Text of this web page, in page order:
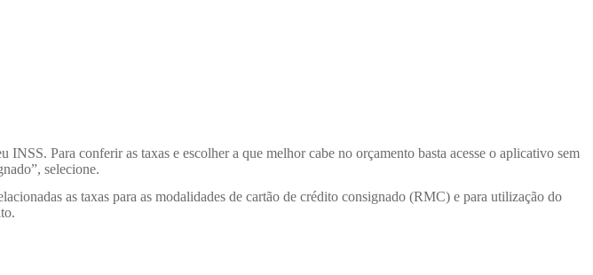
Para conferir as taxas e escolher a que melhor cabe no orçamento basta acesse o aplicativo sem
selecione.
as taxas para as modalidades de cartão de crédito consignado (RMC) e para utilização do